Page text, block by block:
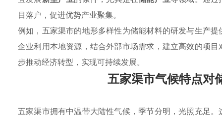
目落户，促进优势产业聚集。
例如，五家渠市的地形多样性为储能材料的研发与生产
企业利用本地资源，结合外部市场需求，建立高效的项
步推动经济转型，实现可持续发展。
五家渠市气候特点对
五家渠市拥有中温带大陆性气候，季节分明，光照充足。